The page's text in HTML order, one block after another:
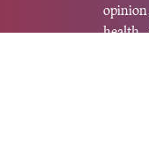
health,